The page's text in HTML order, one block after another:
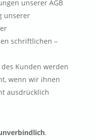
unserer AGB
unserer
schriftlichen –
Kunden werden
wenn wir ihnen
ausdrücklich
.